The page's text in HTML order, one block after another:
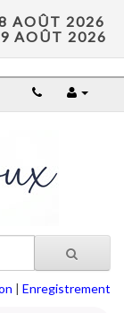
AOÛT 2026
AOÛT 2026
| Enregistrement